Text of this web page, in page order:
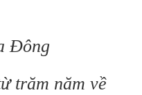
Đông
trăm năm về